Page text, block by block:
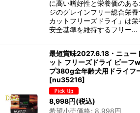
に高い嗜好性と栄養価のあ
ジのグレインフリー総合栄
カットフリーズドライ」は
安全基準を維持するフリー…
最短賞味2027.6.18・ニュー
ット フリーズドライ ビーフ
プ380g全年齢犬用ドライフ
[nu35216]
8,998円(税込)
希望小売価格: 8,998円